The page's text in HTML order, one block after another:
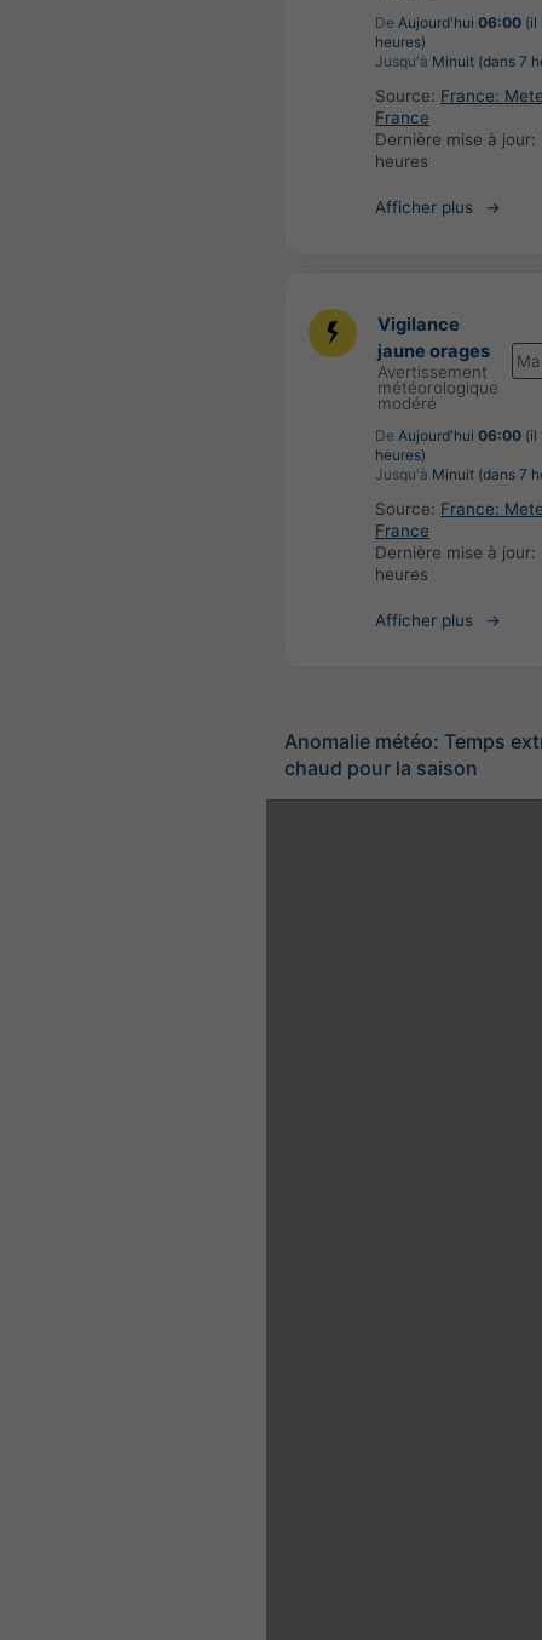
De Aujourd'hui 06:00 (il
heures)
Jusqu'à Minuit (dans 7
Source: France:
France
Dernière mise à jour:
heures
Afficher plus
Vigilance
jaune orages
Avertissement
météorologique
modéré
De Aujourd'hui 06:00 (il
heures)
Jusqu'à Minuit (dans 7
Source: France:
France
Dernière mise à jour:
heures
Afficher plus
Anomalie météo: Temps
chaud pour la saison